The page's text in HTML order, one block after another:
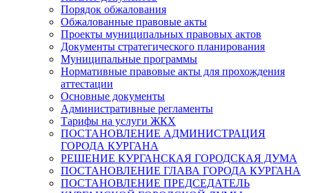
Порядок обжалования
Обжалованные правовые акты
Проекты муниципальных правовых актов
Документы стратегического планирования
Муниципальные программы
Нормативные правовые акты для прохождения
аттестации
Основные документы
Административные регламенты
Тарифы на услуги ЖКХ
ПОСТАНОВЛЕНИЕ АДМИНИСТРАЦИЯ
ГОРОДА КУРГАНА
РЕШЕНИЕ КУРГАНСКАЯ ГОРОДСКАЯ ДУМА
ПОСТАНОВЛЕНИЕ ГЛАВА ГОРОДА КУРГАНА
ПОСТАНОВЛЕНИЕ ПРЕДСЕДАТЕЛЬ